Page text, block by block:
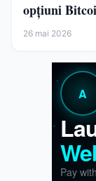
opțiuni
26 mai 2026